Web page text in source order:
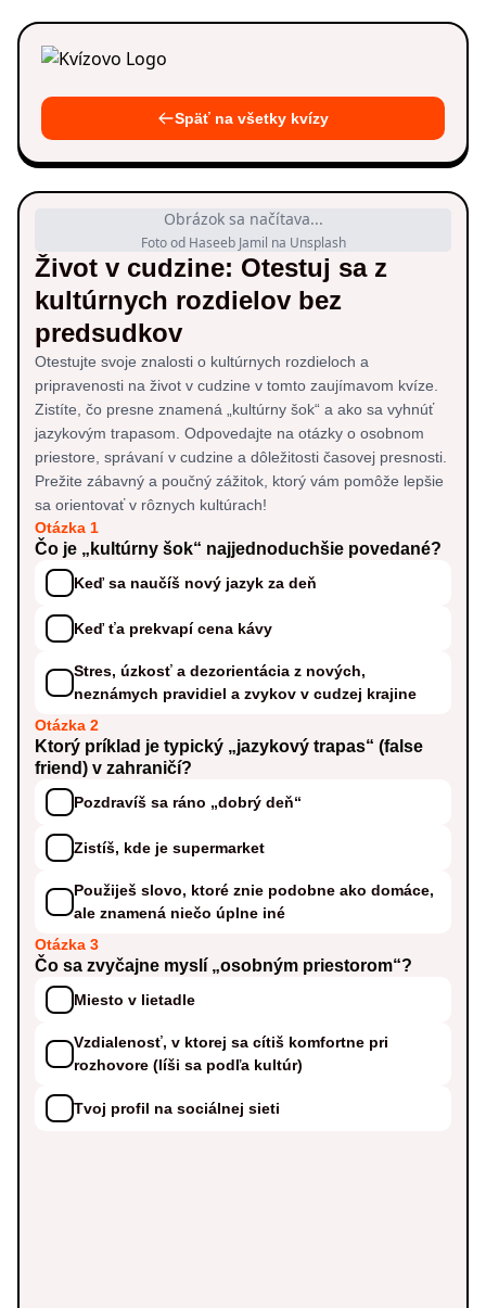
Späť na všetky kvízy
Obrázok sa načítava...
Foto od Haseeb Jamil na Unsplash
Život v cudzine: Otestuj sa z
kultúrnych rozdielov bez
predsudkov
Otestujte svoje znalosti o kultúrnych rozdieloch a
pripravenosti na život v cudzine v tomto zaujímavom kvíze.
Zistíte, čo presne znamená „kultúrny šok“ a ako sa vyhnúť
jazykovým trapasom. Odpovedajte na otázky o osobnom
priestore, správaní v cudzine a dôležitosti časovej presnosti.
Prežite zábavný a poučný zážitok, ktorý vám pomôže lepšie
sa orientovať v rôznych kultúrach!
Otázka 1
Čo je „kultúrny šok“ najjednoduchšie povedané?
Keď sa naučíš nový jazyk za deň
Keď ťa prekvapí cena kávy
Stres, úzkosť a dezorientácia z nových,
neznámych pravidiel a zvykov v cudzej krajine
Otázka 2
Ktorý príklad je typický „jazykový trapas“ (false
friend) v zahraničí?
Pozdravíš sa ráno „dobrý deň“
Zistíš, kde je supermarket
Použiješ slovo, ktoré znie podobne ako domáce,
ale znamená niečo úplne iné
Otázka 3
Čo sa zvyčajne myslí „osobným priestorom“?
Miesto v lietadle
Vzdialenosť, v ktorej sa cítiš komfortne pri
rozhovore (líši sa podľa kultúr)
Tvoj profil na sociálnej sieti